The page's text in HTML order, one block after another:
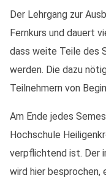
Der Lehrgang zur
Fernkurs und dauert
dass weite Teile des
werden. Die dazu
Teilnehmern von
Am Ende jedes
Hochschule
verpflichtend ist. Der
wird hier